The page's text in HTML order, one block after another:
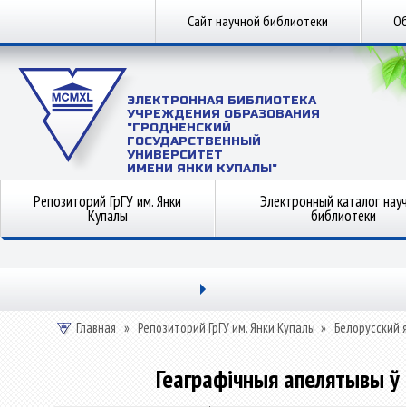
Сайт научной библиотеки
ЭЛЕКТРОННАЯ БИБЛИОТЕКА
УЧРЕЖДЕНИЯ ОБРАЗОВАНИЯ
"ГРОДНЕНСКИЙ
ГОСУДАРСТВЕННЫЙ
УНИВЕРСИТЕТ
ИМЕНИ ЯНКИ КУПАЛЫ"
Репозиторий ГрГУ им. Янки
Купалы
Электронный каталог
библиотеки
Главная » Репозиторий ГрГУ им. Янки Купалы » Белорусский
Геаграфічныя апелятывы